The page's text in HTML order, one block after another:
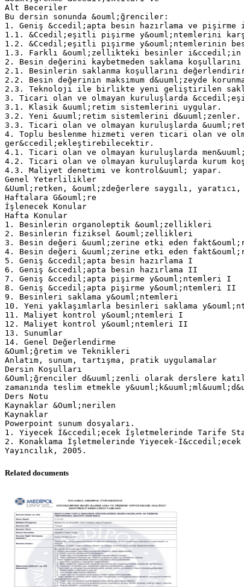
Alt Beceriler
Bu dersin sonunda &ouml;ğrenciler:
1. Geniş &ccedil;apta besin hazırlama ve
1.1. &Ccedil;eşitli pişirme y&ouml;ntemlerini
1.2. &Ccedil;eşitli pişirme y&ouml;ntemlerinin
1.3. Farklı &ouml;zellikteki besinler i&ccedil;in
2. Besin değerini kaybetmeden saklama
2.1. Besinlerin saklanma koşullarını
2.2. Besin değerinin maksimum d&uuml;zeyde
2.3. Teknoloji ile birlikte yeni geliştirilen
3. Ticari olan ve olmayan kuruluşlarda
3.1. Klasik &uuml;retim sistemlerini uygular.
3.2. Yeni &uuml;retim sistemlerini d&uuml;zenler.
3.3. Ticari olan ve olmayan kuruluşlarda
4. Toplu beslenme hizmeti veren ticari olan ve
ger&ccedil;ekleştirebilecektir.
4.1. Ticari olan ve olmayan kuruluşlarda
4.2. Ticari olan ve olmayan kuruluşlarda kurum
4.3. Maliyet denetimi ve kontrol&uuml; yapar.
Genel Yeterlilikler
&Uuml;retken, &ouml;zdeğerlere saygılı,
Haftalara G&ouml;re
İşlenecek Konular
Hafta Konular
1. Besinlerin organoleptik &ouml;zellikleri
2. Besinlerin fiziksel &ouml;zellikleri
3. Besin değeri &uuml;zerine etki eden
4. Besin değeri &uuml;zerine etki eden
5. Geniş &ccedil;apta besin hazırlama I
6. Geniş &ccedil;apta besin hazırlama II
7. Geniş &ccedil;apta pişirme y&ouml;ntemleri I
8. Geniş &ccedil;apta pişirme y&ouml;ntemleri II
9. Besinleri saklama y&ouml;ntemleri
10. Yeni yaklaşımlarla besinleri saklama
11. Maliyet kontrol y&ouml;ntemleri I
12. Maliyet kontrol y&ouml;ntemleri II
13. Sunumlar
14. Genel Değerlendirme
&Ouml;ğretim ve Teknikleri
Anlatım, sunum, tartışma, pratik uygulamalar
Dersin Koşulları
&Ouml;ğrenciler d&uuml;zenli olarak derslere
zamanında teslim etmekle
Ders Notu
Kaynaklar &Ouml;nerilen
Kaynaklar
Powerpoint sunum dosyaları.
1. Yiyecek İ&ccedil;ecek İşletmelerinde Tarife
2. Konaklama İşletmelerinde Yiyecek-
Related documents